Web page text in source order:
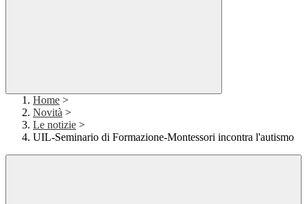
Home >
Novità >
Le notizie >
UIL-Seminario di Formazione-Montessori incontra l'autismo